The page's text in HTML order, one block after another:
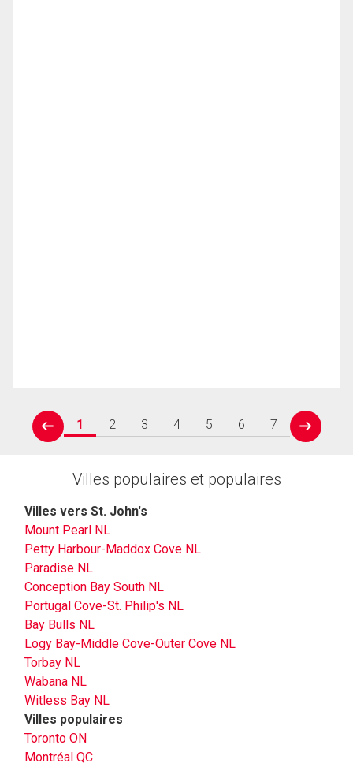
prev
1 2 3 4 5 6 7
next
Villes populaires et populaires
Villes vers St. John's
Mount Pearl NL
Petty Harbour-Maddox Cove NL
Paradise NL
Conception Bay South NL
Portugal Cove-St. Philip's NL
Bay Bulls NL
Logy Bay-Middle Cove-Outer Cove NL
Torbay NL
Wabana NL
Witless Bay NL
Villes populaires
Toronto ON
Montréal QC